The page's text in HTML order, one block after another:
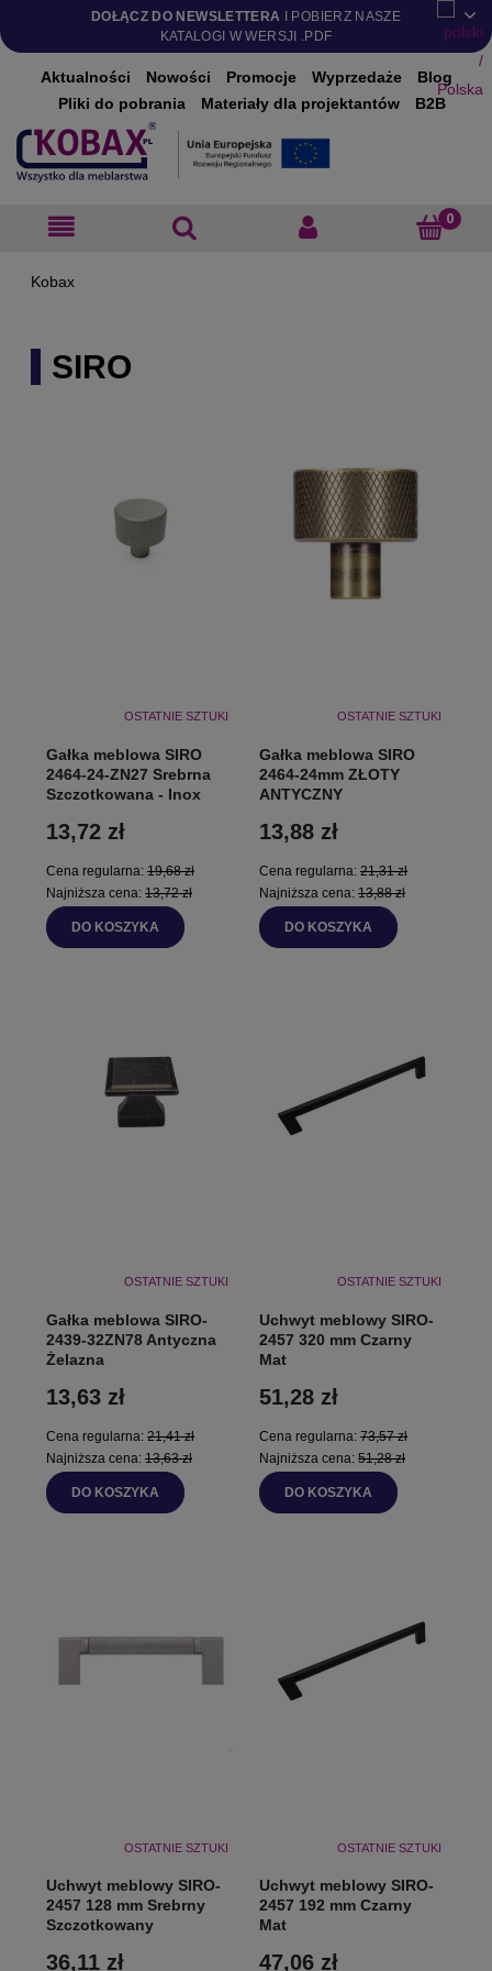
DOŁĄCZ DO NEWSLETTERA I POBIERZ NASZE
KATALOGI W WERSJI .PDF
Aktualności Nowości Promocje Wyprzedaże
Blog
Pliki do pobrania
Materiały dla projektantów B2B
SIRO
OSTATNIE SZTUKI
Gałka meblowa SIRO
2464-24-ZN27 Srebrna
Szczotkowana - Inox
13,72 zł
Cena regularna: 19,68 zł
Najniższa cena: 13,72 zł
DO KOSZYKA
OSTATNIE SZTUKI
Gałka meblowa SIRO
2464-24mm ZŁOTY
ANTYCZNY
13,88 zł
Cena regularna:21,31 zł
Najniższa cena:13,88 zł
DO KOSZYKA
OSTATNIE SZTUKI
Gałka meblowa SIRO-
2439-32ZN78 Antyczna
Żelazna
13,63 zł
Cena regularna: 21,41 zł
Najniższa cena: 13,63 zł
DO KOSZYKA
OSTATNIE SZTUKI
Uchwyt meblowy SIRO-
2457 320 mm Czarny
Mat
51,28 zł
Cena regularna:73,57 zł
Najniższa cena:51,28 zł
DO KOSZYKA
OSTATNIE SZTUKI
Uchwyt meblowy SIRO-
2457 128 mm Srebrny
Szczotkowany
36,11 zł
OSTATNIE SZTUKI
Uchwyt meblowy SIRO-
2457 192 mm Czarny
Mat
47,06 zł